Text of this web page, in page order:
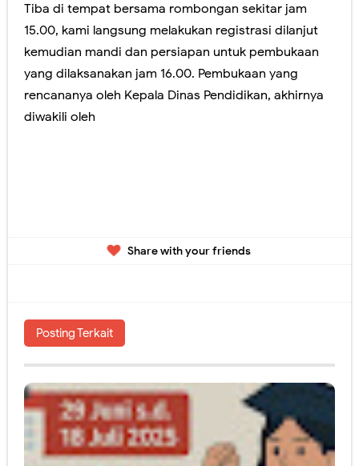
Tiba di tempat bersama rombongan sekitar jam
15.00, kami langsung melakukan registrasi dilanjut
kemudian mandi dan persiapan untuk pembukaan
yang dilaksanakan jam 16.00. Pembukaan yang
rencananya oleh Kepala Dinas Pendidikan, akhirnya
diwakili oleh
Share with your friends
Posting Terkait